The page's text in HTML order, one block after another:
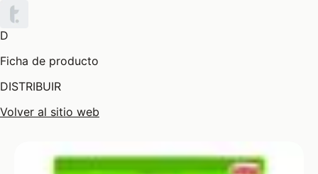
D
Ficha de producto
DISTRIBUIR
Volver al sitio web